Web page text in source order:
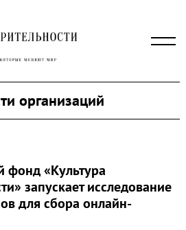
организаций
фонд «Культура
запускает исследование
для сбора онлайн-